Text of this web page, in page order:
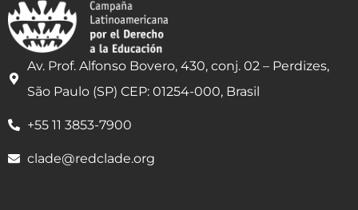
Av. Prof. Alfonso Bovero, 430, conj. 02 – Perdizes,
São Paulo (SP) CEP: 01254-000, Brasil
+55 11 3853-7900
clade@redclade.org